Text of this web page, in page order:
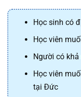
Học sinh có
Học viên
Người có
Học viên
tại Đức